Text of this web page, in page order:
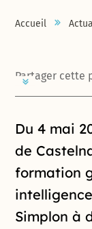
Accueil
Partager cette
Du 4 mai
de
formation
Simplon à